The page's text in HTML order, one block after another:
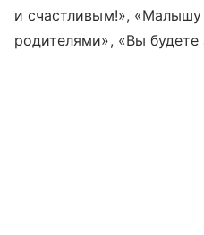
и счастливым!»,
родителями», «Вы